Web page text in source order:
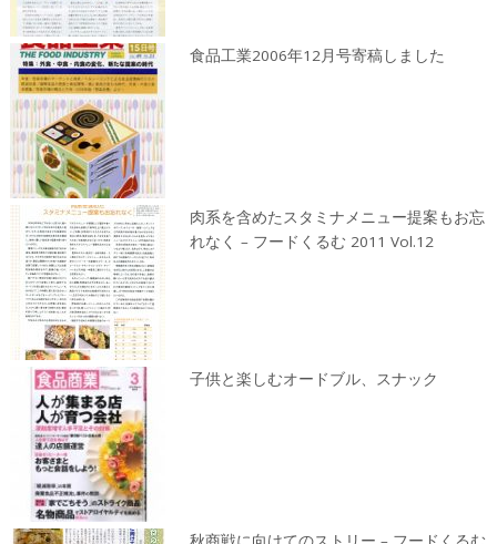
食品工業2006年12月号寄稿しました
肉系を含めたスタミナメニュー提案もお忘
れなく – フードくるむ 2011 Vol.12
子供と楽しむオードブル、スナック